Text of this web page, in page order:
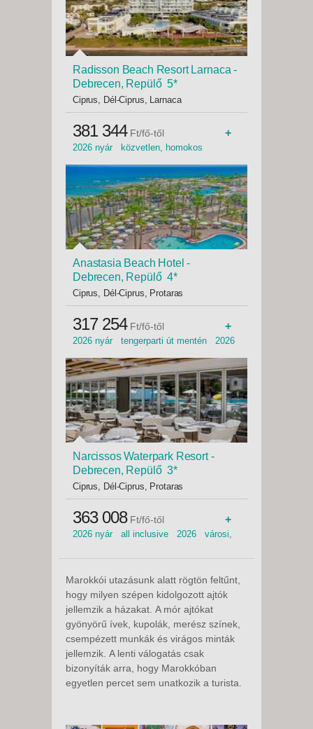
Radisson Beach Resort Larnaca -
Debrecen, Repülő 5*
Ciprus, Dél-Ciprus, Larnaca
381 344 Ft/fő-től +
2026 nyár közvetlen, homokos
közvetlen tengerparti homokos
tengerpart 2026 ősz
Anastasia Beach Hotel -
Debrecen, Repülő 4*
Ciprus, Dél-Ciprus, Protaras
317 254 Ft/fő-től +
2026 nyár tengerparti út mentén 2026
tengerpart családi szoba homokos,
sziklás tengerpart csendes környék
Narcissos Waterpark Resort -
Debrecen, Repülő 3*
Ciprus, Dél-Ciprus, Protaras
363 008 Ft/fő-től +
2026 nyár all inclusive 2026 városi,
Marokkói utazásunk alatt rögtön feltűnt,
hogy milyen szépen kidolgozott ajtók
jellemzik a házakat. A mór ajtókat
gyönyörű ívek, kupolák, merész színek,
csempézett munkák és virágos minták
jellemzik. A lenti válogatás csak
bizonyíták arra, hogy Marokkóban
egyetlen percet sem unatkozik a turista.